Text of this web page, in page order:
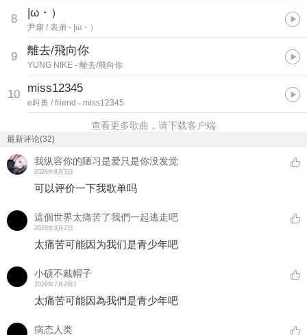
8 |ω・）
尹康 / 表弟 - |ω・）
9 離去/飛向你
YUNG NIKE - 離去/飛向你
10 miss12345
e叫兽 / friend - miss12345
查看更多歌曲，请下载客户端
最新评论(32)
我纵容你的陋习是爱只是你没发觉
2026年8月3日
可以评价一下我歌单吗
這個世界太痛苦了我們一起逃走吧
2026年8月2日
太痛苦可能因为我们是青少年吧
小硕不戴帽子
2026年7月29日
太痛苦可能因為我們是青少年吧
病态人类